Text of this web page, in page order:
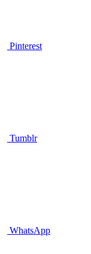
Pinterest
Tumblr
WhatsApp